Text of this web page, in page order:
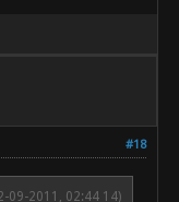
#18
09-2011, 02:44 14)